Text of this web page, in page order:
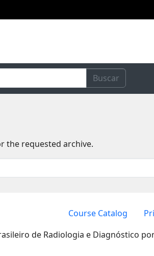
Buscar
the requested archive.
Course Catalog
de Radiologia e Diagnóstico